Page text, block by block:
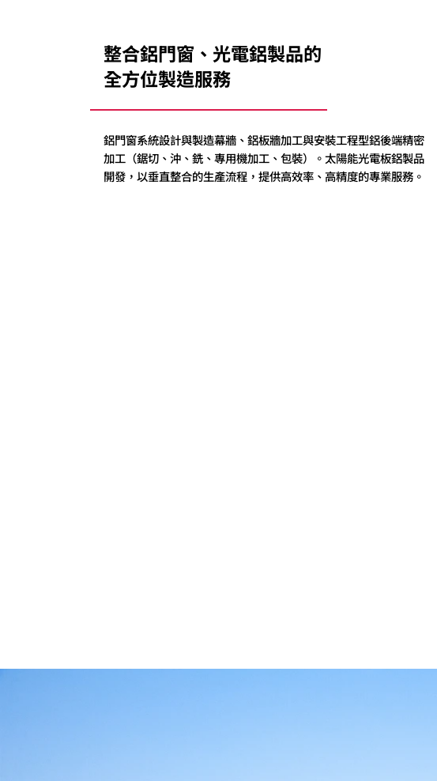
整合鋁門窗、光電鋁製品的
全方位製造服務
鋁門窗系統設計與製造幕牆、鋁板牆加工與安裝工程型鋁後端精密
加工（鋸切、沖、銑、專用機加工、包裝）。太陽能光電板鋁製品
開發，以垂直整合的生產流程，提供高效率、高精度的專業服務。